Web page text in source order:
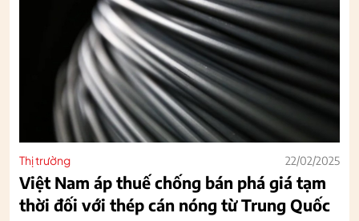
Thị trường 22/02/2025
Việt Nam áp thuế chống bán phá giá tạm
thời đối với thép cán nóng từ Trung Quốc